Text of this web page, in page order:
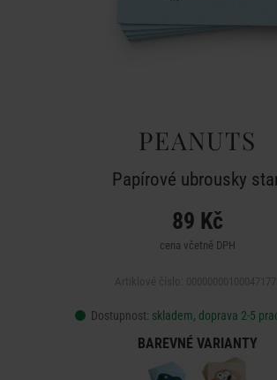
PEANUTS
Papírové ubrousky
89 Kč
cena včetně DPH
Dostupnost: skladem, doprava 2-5
BAREVNÉ VARIANTY